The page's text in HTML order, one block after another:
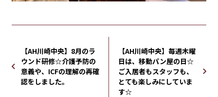
【AH川崎中央】8月のラ
ウンド研修☆介護予防の
意義や、ICFの理解の再確
認をしました。
【AH川崎中央】毎週木曜
日は、移動パン屋の日☆
ご入居者もスタッフも、
とても楽しみにしていま
す☆